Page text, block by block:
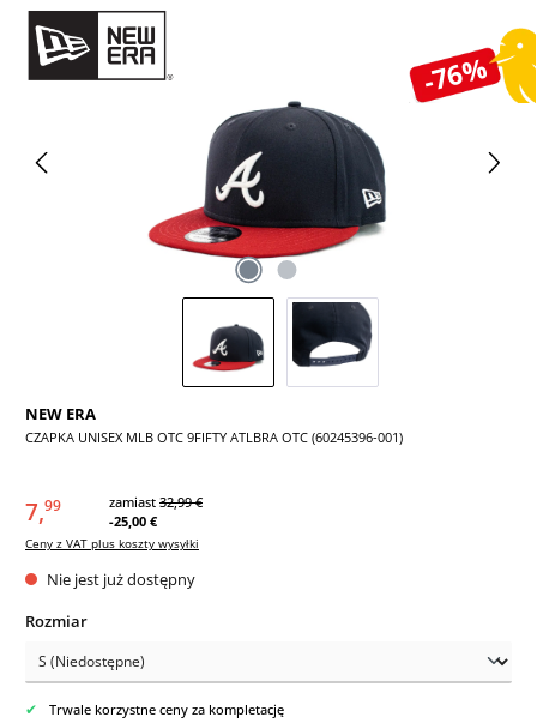
-76%
Pomiń galerię zdjęć
NEW ERA
CZAPKA UNISEX MLB OTC 9FIFTY ATLBRA OTC (60245396-001)
7,99 zamiast 32,99 €
-25,00 €
Ceny z VAT plus koszty wysyłki
Nie jest już dostępny
Wybierz
Rozmiar
✔ Trwale korzystne ceny za kompletację